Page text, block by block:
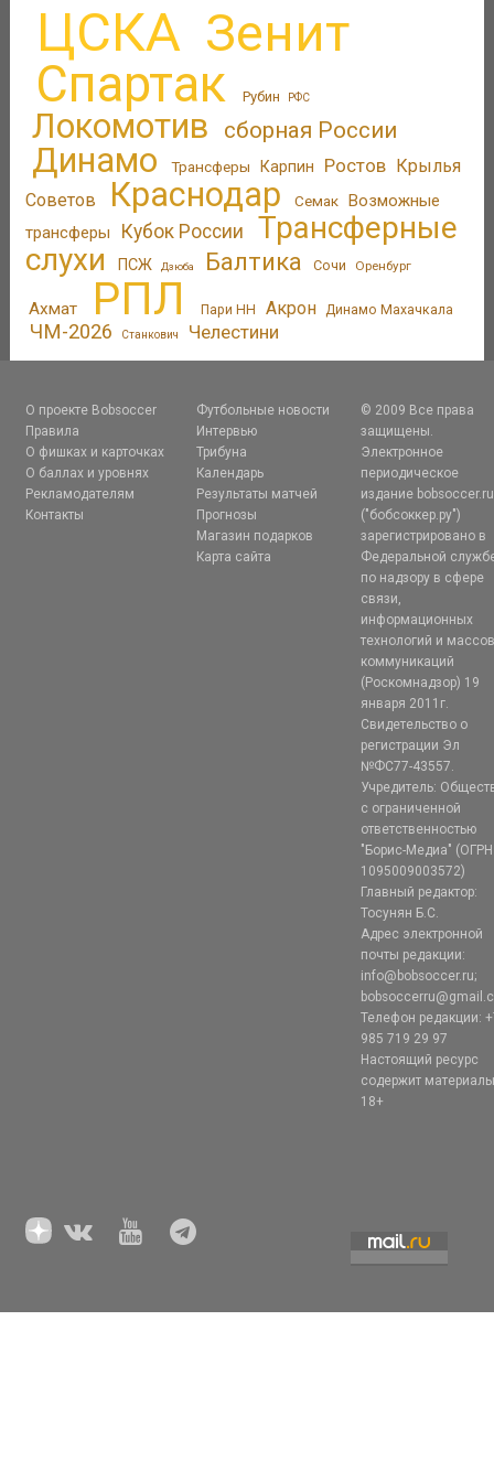
ЦСКА Зенит
Спартак Рубин РФС
Локомотив сборная России
Динамо Трансферы Карпин Ростов
Крылья
Советов
Краснодар Семак Возможные
трансферы
Кубок России
Трансферные
слухи
ПСЖ Дзюба Балтика Сочи Оренбург
Ахмат РПЛ Пари НН Акрон Динамо Махачкала
ЧМ-2026 Станкович Челестини
О проекте Bobsoccer
Правила
О фишках и карточках
О баллах и уровнях
Рекламодателям
Контакты
Футбольные новости
Интервью
Трибуна
Календарь
Результаты матчей
Прогнозы
Магазин подарков
Карта сайта
© 2009 Все права
защищены.
Электронное
периодическое
издание bobsoccer.ru
("бобсоккер.ру")
зарегистрировано в
Федеральной
по надзору в сфере
связи,
информационных
технологий и
коммуникаций
(Роскомнадзор) 19
января 2011г.
Свидетельство о
регистрации Эл
№ФС77-43557.
Учредитель:
с ограниченной
ответственностью
"Борис-Медиа" (ОГРН
1095009003572)
Главный редактор:
Тосунян Б.С.
Адрес электронной
почты редакции:
info@bobsoccer.ru;
Телефон редакции:
985 719 29 97
Настоящий ресурс
содержит
18+